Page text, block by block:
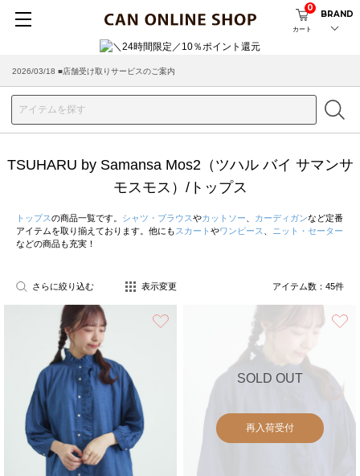
カート
0
BRAND
2026/03/18 ■店舗受け取りサービスのご案内
TSUHARU by Samansa Mos2（ツハル バイ サマンサ
モスモス）/トップス
トップスの商品一覧です。 シャツ・ブラウスやカットソー カーディガンなど定番
アイテムを取り揃えております。他にも スカート やワンピース
ニット・セーター
などの商品も充実！
さらに絞り込む 表示変更 アイテム数： 45件
SOLD OUT
再入荷受付